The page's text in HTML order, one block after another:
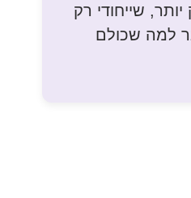
שייחודי רק
למה שכולם